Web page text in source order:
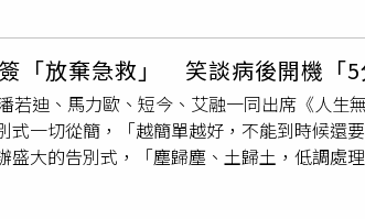
們要拍什麼比較好的其實也都沒有再找我，
這也太卑微了吧！」爸爸從過去的極力反對
沒事彈彈？」雖然不願意跟家裡伸手，但媽
逼哭他。郭子豪現在仍持續兼職，等待有更
年齡相近朝夕相處也建立不錯的交情。（圖
個很特別的經驗，「因為劇本是導演自己的
，沒事就找他吃飯聊天，了解導演這個人和
時的情景，莉亞受訪時表示，看到腹中的
沒，立刻流下喜悅的眼淚。」她坦言，親眼
感動的生命體驗。她形容，那不只是懷孕期
難忘的時刻之一。她也認為，寶寶彷彿在出
於家人的幸福時刻能分享給全世界，如果這
受到迎接新生命的喜悅，那就已經非常值得
的心完全融化了」、「她一定聽見爸爸的聲
說：「彈起來很有『獸』味！等等拍完還
著武術老師練習套招。最後鼓鼓因誤會遭逮
住上他鼓掌，鼓鼓透露 哭戲當下第一個想到
柔擔任女主角，雖然是她第一次拍攝音樂作
及不捨放手的情感轉折，其中「對空鳴槍後
更首次挑戰大聲怒吼的演出，連經紀人都被
「放棄急救」 笑談病後開機「5
若迪、馬力歐、短今、艾融一同出席《人生
式一切從簡，「越簡單越好，不能到時候還
盛大的告別式，「塵歸塵、土歸土，低調處
艾融一同出席《人生無限好公司》開播記者
的情況，當時就對老婆芽芽說說：「要簽